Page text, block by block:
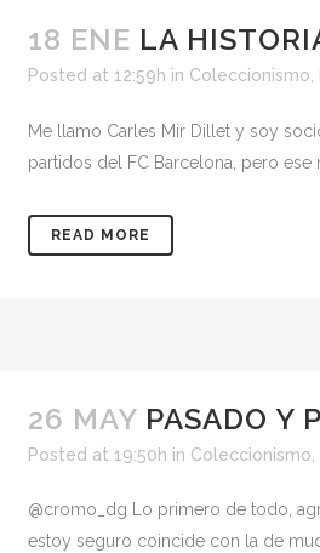
18 ENE LA
Posted at 12:59h in Coleccionismo,
Me llamo Carles Mir Dillet y soy
partidos del FC Barcelona, pero
READ MORE
26 MAY PASADO Y
Posted at 19:50h in Coleccionismo
@cromo_dg Lo primero de todo,
estoy seguro coincide con la de